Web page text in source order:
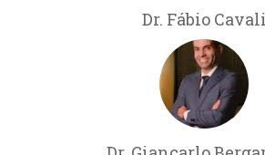
Dr. Fábio Cavali